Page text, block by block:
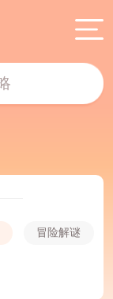
冒险解谜